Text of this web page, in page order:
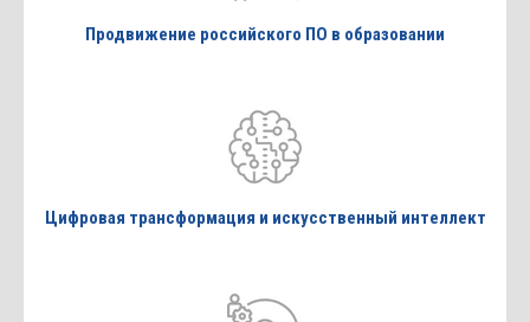
Продвижение российского ПО в образовании
Цифровая трансформация и искусственный интеллект